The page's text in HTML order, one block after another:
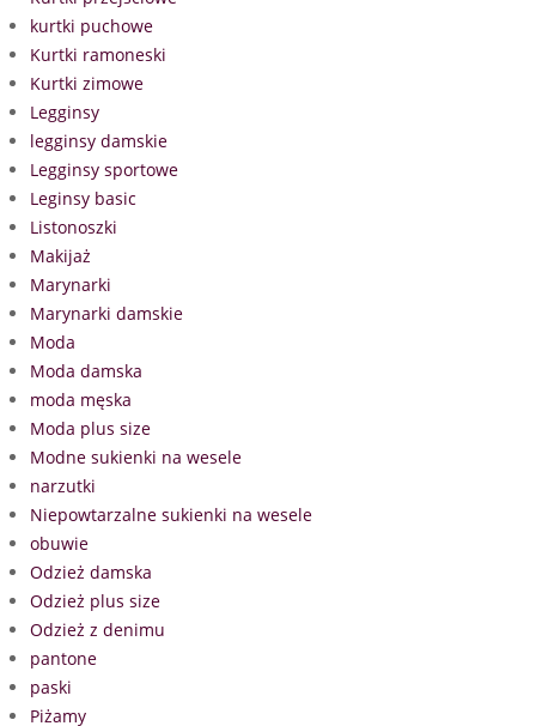
kurtki puchowe
Kurtki ramoneski
Kurtki zimowe
Legginsy
legginsy damskie
Legginsy sportowe
Leginsy basic
Listonoszki
Makijaż
Marynarki
Marynarki damskie
Moda
Moda damska
moda męska
Moda plus size
Modne sukienki na wesele
narzutki
Niepowtarzalne sukienki na wesele
obuwie
Odzież damska
Odzież plus size
Odzież z denimu
pantone
paski
Piżamy